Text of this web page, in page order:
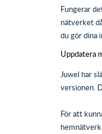
Fungerar
nätverket
du gör dina
Uppdatera
Juwel har
versionen.
För att